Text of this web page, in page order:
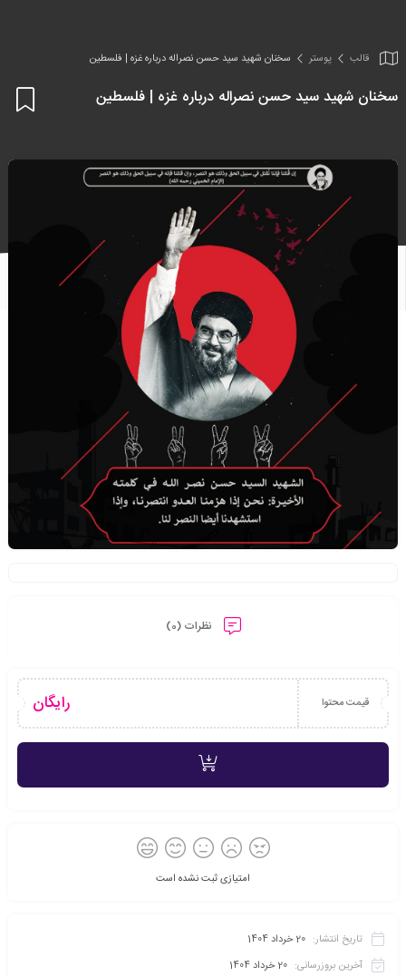
قالب پوستر سخنان شهید سید حسن نصراله درباره غزه | فلسطین
سخنان شهید سید حسن نصراله درباره غزه | فلسطین
نظرات (0)
قیمت محتوا رایگان
امتیازی ثبت نشده است
تاریخ انتشار: 20 خرداد 1404
آخرین بروزرسانی: 20 خرداد 1404